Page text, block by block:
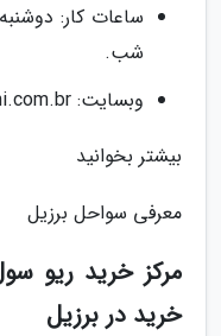
شب.
وبسایت: iguatemi.com.br
بیشتر بخوانید
معرفی سواحل برزیل
خرید در برزیل